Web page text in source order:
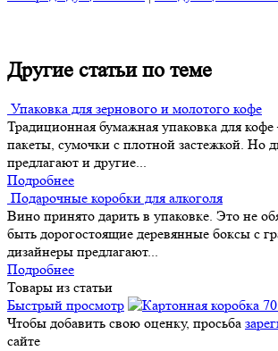
Другие статьи по теме
Упаковка для зернового и молотого кофе
Традиционная бумажная упаковка для кофе
пакеты, сумочки с плотной застежкой. Но
предлагают и другие...
Подробнее
Подарочные коробки для алкоголя
Вино принято дарить в упаковке. Это не
быть дорогостоящие деревянные боксы с
дизайнеры предлагают...
Подробнее
Товары из статьи
Быстрый просмотр
Чтобы добавить свою оценку, просьба
сайте